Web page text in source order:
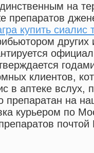
на
препаратов
купить сиалис
других
клиентов,
в аптеке вслух,
препаратан на
курьером по